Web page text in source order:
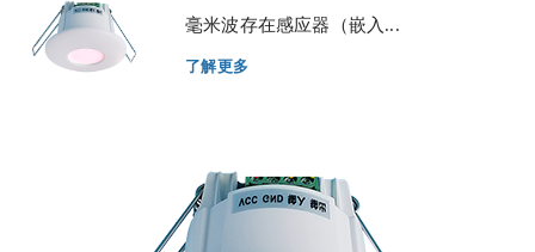
毫米波存在感应器（嵌入...
了解更多